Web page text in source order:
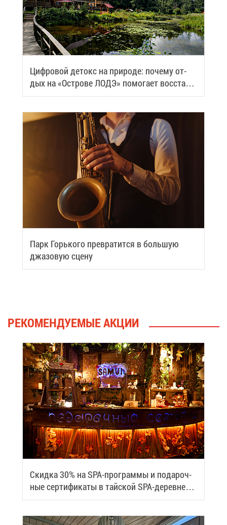
Циф­ро­вой де­токс на при­ро­де: по­че­му от­
дых на «Ост­ро­ве ЛОДЭ» по­мо­га­ет вос­ста­но­
вить си­лы
Парк Горь­ко­го пре­вра­тит­ся в боль­шую
джа­зо­вую сце­ну
РЕ­КО­МЕН­ДУ­Е­МЫЕ АК­ЦИИ
Скид­ка 30% на SPA-про­грам­мы и по­да­роч­
ные сер­ти­фи­ка­ты в тай­ской SPA-де­ревне
Samui